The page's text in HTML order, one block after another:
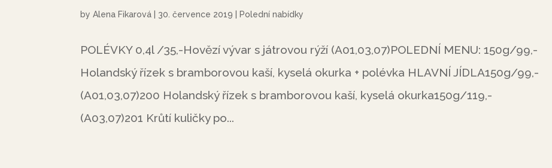
byAlena Fikarová 30. července 2019 Polední nabídky
POLÉVKY 0,4l /35,-Hovězí vývar s játrovou rýží (A01,03,07)POLEDNÍ MENU: 150g/99,-
Holandský řízek s bramborovou kaší, kyselá okurka + polévka HLAVNÍ JÍDLA150g/99,-
(A01,03,07)200 Holandský řízek s bramborovou kaší, kyselá okurka150g/119,-
(A03,07)201 Krůtí kuličky po...